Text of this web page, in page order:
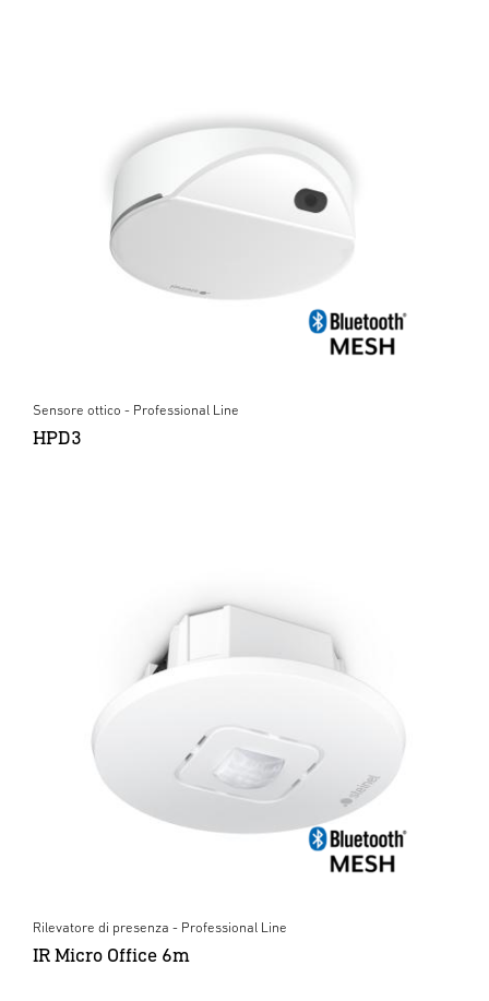
Sensore ottico - Professional Line
HPD3
Rilevatore di presenza - Professional Line
IR Micro Office 6m